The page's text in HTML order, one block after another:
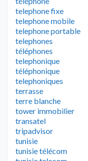
telephone fixe
telephone mobile
telephone portable
telephones
téléphones
telephonique
téléphonique
telephoniques
terrasse
terre blanche
tower immobilier
transatel
tripadvisor
tunisie
tunisie télécom